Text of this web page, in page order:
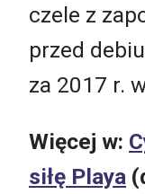
czele z
przed
za 2017 r.
Więcej w:
siłę Playa